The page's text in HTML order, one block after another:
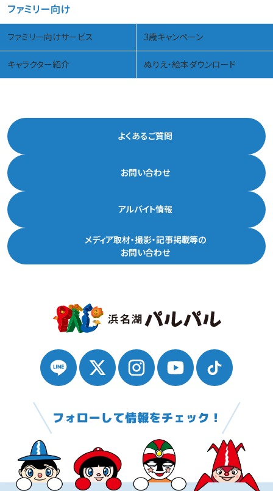
ファミリー向け
ファミリー向けサービス 3歳キャンペーン
キャラクター紹介 ぬりえ・絵本ダウンロード
よくあるご質問
お問い合わせ
アルバイト情報
メディア取材・撮影・記事掲載等の
お問い合わせ